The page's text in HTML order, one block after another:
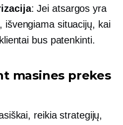
: Jei atsargos yra
išvengiama situacijų, kai
bus patenkinti.
masines prekes
reikia strategijų,